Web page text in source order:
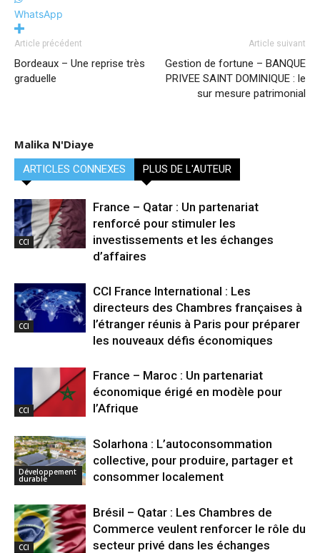
WhatsApp
Article précédent
Bordeaux – Une reprise très
graduelle
Article suivant
Gestion de fortune – BANQUE
PRIVEE SAINT DOMINIQUE : le
sur mesure patrimonial
Malika N'Diaye
ARTICLES CONNEXES PLUS DE L'AUTEUR
CCI
France – Qatar : Un partenariat
renforcé pour stimuler les
investissements et les échanges
d’affaires
CCI
CCI France International : Les
directeurs des Chambres françaises à
l’étranger réunis à Paris pour préparer
les nouveaux défis économiques
CCI
France – Maroc : Un partenariat
économique érigé en modèle pour
l’Afrique
Développement
durable
Solarhona : L’autoconsommation
collective, pour produire, partager et
consommer localement
CCI
Brésil – Qatar : Les Chambres de
Commerce veulent renforcer le rôle du
secteur privé dans les échanges